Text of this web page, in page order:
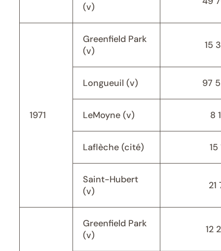
(v)
1971
Greenfield Park
(v)
15
Longueuil (v) 97
LeMoyne (v) 8
Laflèche (cité) 15
Saint-Hubert
(v)
21
Greenfield Park
(v)
12